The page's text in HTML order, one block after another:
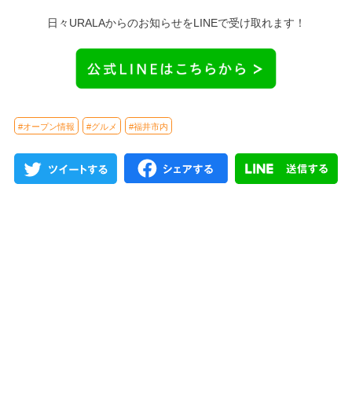
日々URALAからのお知らせをLINEで受け取れます！
#オープン情報 #グルメ #福井市内